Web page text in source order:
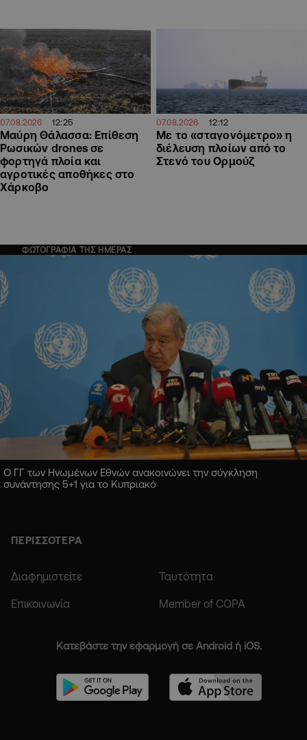
07.08.2026 12:25
Μαύρη Θάλασσα: Επίθεση
Ρωσικών drones σε
φορτηγά πλοία και
αγροτικές αποθήκες στο
Χάρκοβο
07.08.2026 12:12
Με το «σταγονόμετρο» η
διέλευση πλοίων από το
Στενό του Ορμούζ
ΦΩΤΟΓΡΑΦΙΑ ΤΗΣ ΗΜΕΡΑΣ
Ο ΓΓ των Ηνωμένων Εθνών ανακοινώνει την σύγκληση
συνάντησης 5+1 για το Κυπριακό
ΠΕΡΙΣΣΟΤΕΡΑ
Διαφημιστείτε Ταυτότητα
Επικοινωνία Member of COPA
Κατεβάστε την εφαρμογή σε Android ή iOS.